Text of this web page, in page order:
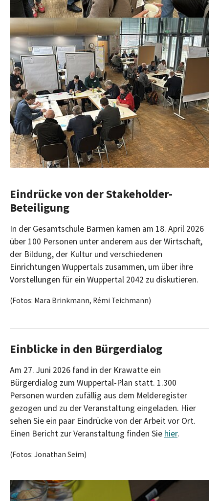
Eindrücke von der Stakeholder-
Beteiligung
In der Gesamtschule Barmen kamen am 18. April 2026
über 100 Personen unter anderem aus der Wirtschaft,
der Bildung, der Kultur und verschiedenen
Einrichtungen Wuppertals zusammen, um über ihre
Vorstellungen für ein Wuppertal 2042 zu diskutieren.
(Fotos: Mara Brinkmann, Rémi Teichmann)
Einblicke in den Bürgerdialog
Am 27. Juni 2026 fand in der Krawatte ein
Bürgerdialog zum Wuppertal-Plan statt. 1.300
Personen wurden zufällig aus dem Melderegister
gezogen und zu der Veranstaltung eingeladen. Hier
sehen Sie ein paar Eindrücke von der Arbeit vor Ort.
Einen Bericht zur Veranstaltung finden Sie hier.
(Fotos: Jonathan Seim)